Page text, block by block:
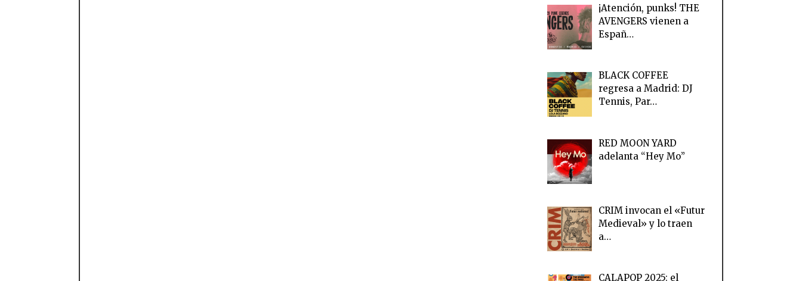
¡Atención, punks! THE
AVENGERS vienen a
Españ…
BLACK COFFEE
regresa a Madrid: DJ
Tennis, Par…
RED MOON YARD
adelanta “Hey Mo”
CRIM invocan el «Futur
Medieval» y lo traen
a…
CALAPOP 2025: el